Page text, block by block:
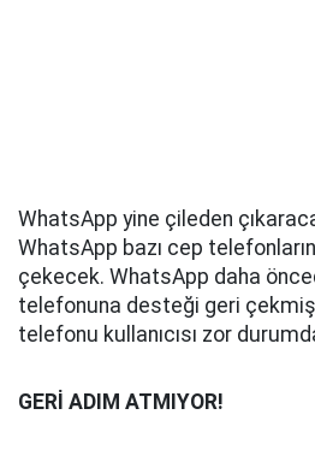
WhatsApp yine çileden
WhatsApp bazı cep
çekecek. WhatsApp daha
telefonuna desteği geri
telefonu kullanıcısı zor
GERİ ADIM ATMIYOR!